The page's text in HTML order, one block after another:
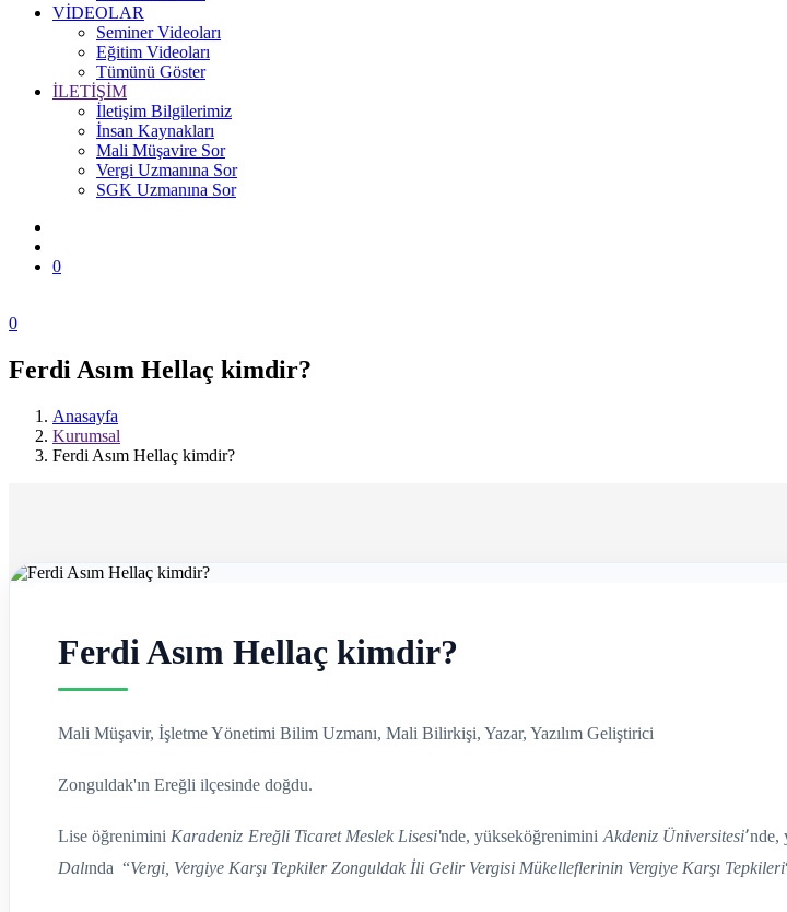
VİDEOLAR
Seminer Videoları
Eğitim Videoları
Tümünü Göster
İLETİŞİM
İletişim Bilgilerimiz
İnsan Kaynakları
Mali Müşavire Sor
Vergi Uzmanına Sor
SGK Uzmanına Sor
0
0
Zonguldak
Ereğli
Mali
Asım
Ferdi Asım Hellaç kimdir?
Anasayfa
Kurumsal
Ferdi Asım Hellaç kimdir?
Ferdi Asım Hellaç kimdir?
Mali Müşavir, İşletme Yönetimi Bilim Uzmanı, Mali Bilirkişi, Yazar, Yazılım Geliştirici
Zonguldak'ın Ereğli ilçesinde doğdu.
Lise öğrenimini Karadeniz Ereğli Ticaret Meslek Lisesi'nde, yükseköğrenimini Akdeniz Üniversitesi՚nde,
Dalında “Vergi, Vergiye Karşı Tepkiler Zonguldak İli Gelir Vergisi Mükelleflerinin Vergiye Karşı Tepkileri